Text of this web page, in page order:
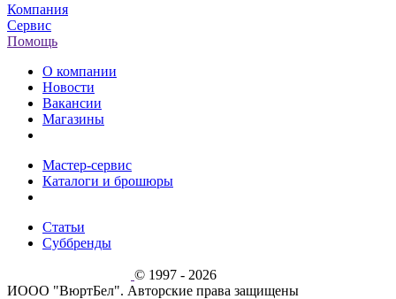
Компания
Сервис
Помощь
О компании
Новости
Вакансии
Магазины
Мастер-сервис
Каталоги и брошюры
Статьи
Суббренды
© 1997 - 2026
ИООО "ВюртБел". Авторские права защищены